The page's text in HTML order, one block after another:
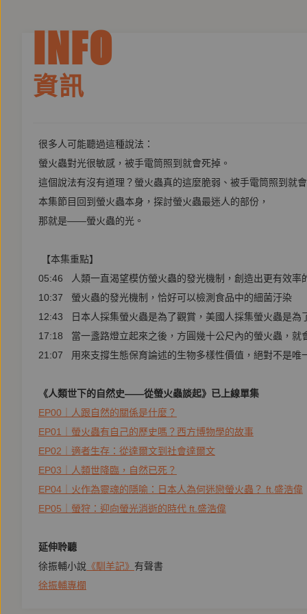
INFO
資訊
很多人可能聽過這種說法：
螢火蟲對光很敏感，被手電筒照到就會死掉。
這個說法有沒有道理？螢火蟲真的這麼脆弱、被手電筒照到就
本集節目回到螢火蟲本身，探討螢火蟲最迷人的部份，
那就是——螢火蟲的光。
【本集重點】
05:46 人類一直渴望模仿螢火蟲的發光機制，創造出更有效率
10:37 螢火蟲的發光機制，恰好可以檢測食品中的細菌汙染
12:43 日本人採集螢火蟲是為了觀賞，美國人採集螢火蟲是為
17:18 當一盞路燈立起來之後，方圓幾十公尺內的螢火蟲，就
21:07 用來支撐生態保育論述的生物多樣性價值，絕對不是唯
《人類世下的自然史——從螢火蟲談起》已上線單集
EP00｜人跟自然的關係是什麼？
EP01｜螢火蟲有自己的歷史嗎？西方博物學的故事
EP02｜適者生存：從達爾文到社會達爾文
EP03｜人類世降臨，自然已死？
EP04｜火作為靈魂的隱喻：日本人為何迷戀螢火蟲？ ft.盛浩偉
EP05｜螢狩：迎向螢光消逝的時代 ft.盛浩偉
延伸聆聽
徐振輔小說 《馴羊記》 有聲書
徐振輔專欄